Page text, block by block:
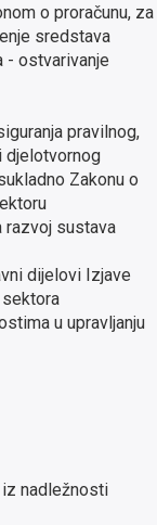
o proračunu, za
sredstava
- ostvarivanje
pravilnog,
djelotvornog
Zakonu o
razvoj sustava
dijelovi Izjave
u upravljanju
nadležnosti